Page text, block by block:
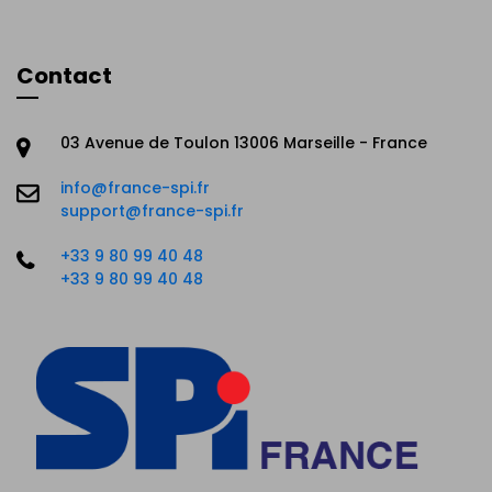
Contact
03 Avenue de Toulon 13006 Marseille - France
info@france-spi.fr
support@france-spi.fr
+33 9 80 99 40 48
+33 9 80 99 40 48